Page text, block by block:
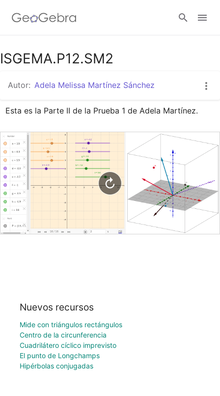
Google Classroom
GeoGebra Classroom
ISGEMA.P12.SM2
Autor: Adela Melissa Martínez Sánchez
Esta es la Parte II de la Prueba 1 de Adela Martínez.
Nuevos recursos
Mide con triángulos rectángulos
Centro de la circunferencia
Cuadrilátero cíclico imprevisto
El punto de Longchamps
Hipérbolas conjugadas